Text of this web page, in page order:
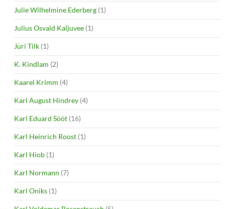
Julie Wilhelmine Ederberg (1)
Julius Osvald Kaljuvee (1)
Jüri Tilk (1)
K. Kindlam (2)
Kaarel Krimm (4)
Karl August Hindrey (4)
Karl Eduard Sööt (16)
Karl Heinrich Roost (1)
Karl Hiob (1)
Karl Normann (7)
Karl Oniks (1)